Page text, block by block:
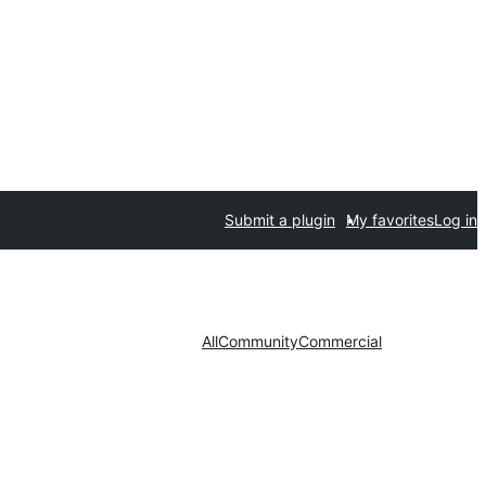
Submit a plugin My favoritesLog in
AllCommunityCommercial